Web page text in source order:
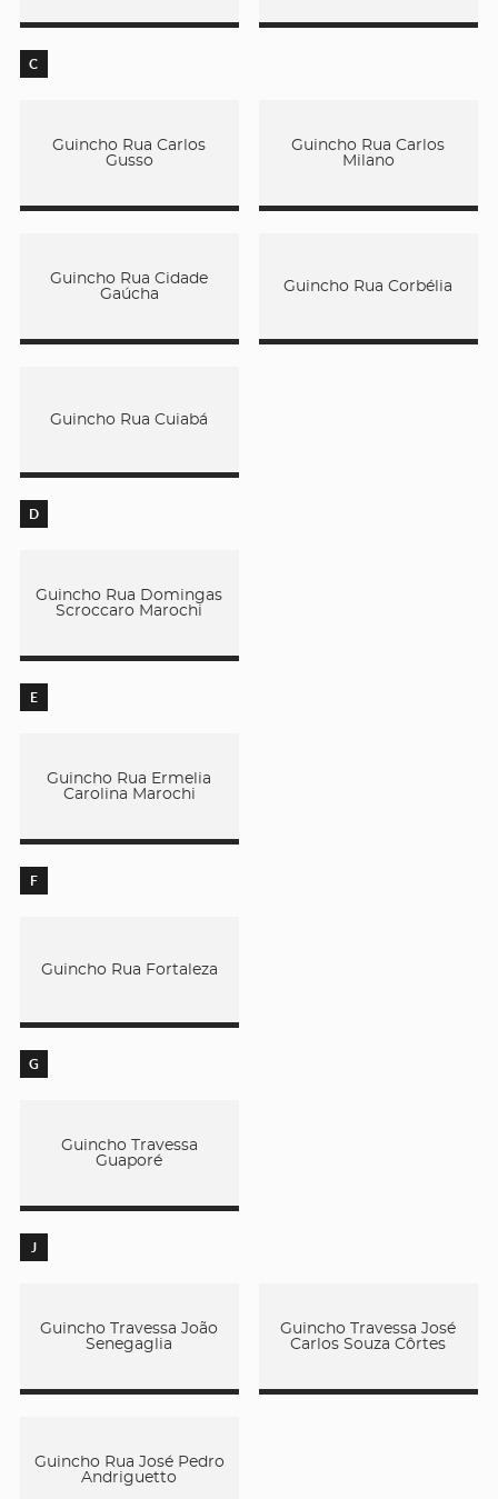
C
Guincho Rua Carlos
Gusso
Guincho Rua Carlos
Milano
Guincho Rua Cidade
Gaúcha
Guincho Rua Corbélia
Guincho Rua Cuiabá
D
Guincho Rua Domingas
Scroccaro Marochi
E
Guincho Rua Ermelia
Carolina Marochi
F
Guincho Rua Fortaleza
G
Guincho Travessa
Guaporé
J
Guincho Travessa João
Senegaglia
Guincho Travessa José
Carlos Souza Côrtes
Guincho Rua José Pedro
Andriguetto